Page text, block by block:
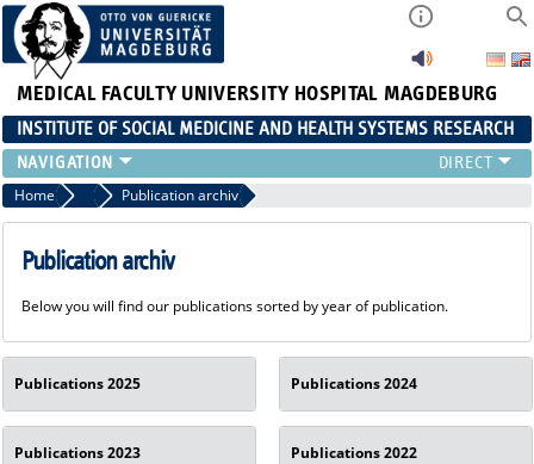
MEDICAL FACULTY UNIVERSITY HOSPITAL MAGDEBURG
INSTITUTE OF SOCIAL MEDICINE AND HEALTH SYSTEMS RESEARCH
TEACHING
INSTITUTE
TEAM
PUBLICATIONS
JOBS
Home Publications
Publication archiv
Publication archiv
Below you will find our publications sorted by year of publication.
Publications 2025 Publications 2024
Publications 2023 Publications 2022